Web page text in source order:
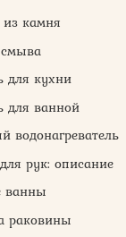
камня
для кухни
для ванной
водонагреватель
рук: описание
ванны
раковины